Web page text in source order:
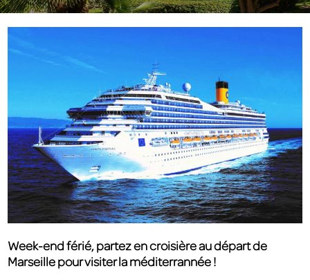
Week-end férié, partez en croisière au départ de
Marseille pour visiter la méditerrannée !